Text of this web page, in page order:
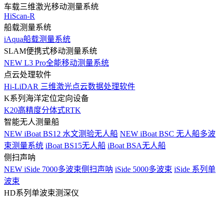
车载三维激光移动测量系统
HiScan-R
船载测量系统
iAqua船载测量系统
SLAM便携式移动测量系统
NEW L3 Pro全能移动测量系统
点云处理软件
Hi-LiDAR 三维激光点云数据处理软件
K系列海洋定位定向设备
K20高精度分体式RTK
智能无人测量船
NEW iBoat BS12 水文测验无人船 NEW iBoat BSC 无人船多波
束测量系统 iBoat BS15无人船 iBoat BSA无人船
侧扫声呐
NEW iSide 7000多波束侧扫声呐 iSide 5000多波束 iSide 系列单
波束
HD系列单波束测深仪